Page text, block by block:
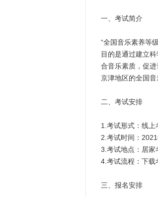
一、考试简介
“全国音乐素养等
目的是通过建立
合音乐素质，促
京津地区的全国
二、考试安排
1.考试形式：线上
2.考试时间：
3.考试地点：居家
4.考试流程：下载
三、报名安排